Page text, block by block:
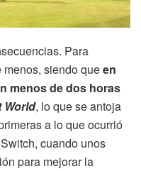
Para
menos, siendo queen
menos de dos horas
World, lo que se antoja
a lo que ocurrió
cuando unos
para mejorar la